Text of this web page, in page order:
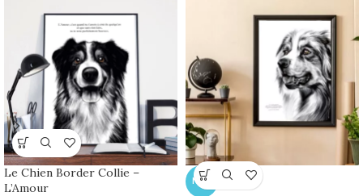
Le Chien Border Collie –
L’Amour
NEW